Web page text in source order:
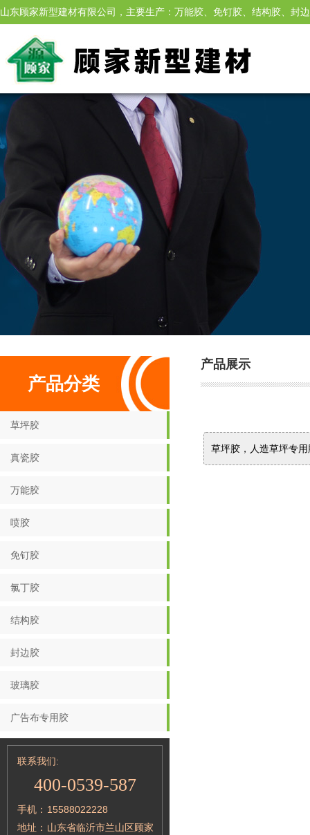
山东顾家新型建材有限公司，主要生产：万能胶、免钉胶、结构胶、封
产品分类
草坪胶
真瓷胶
万能胶
喷胶
免钉胶
氯丁胶
结构胶
封边胶
玻璃胶
广告布专用胶
联系我们:
400-0539-587
手机： 15588022228
地址： 山东省临沂市兰山区顾家
产品展示
草坪胶，人造草坪专